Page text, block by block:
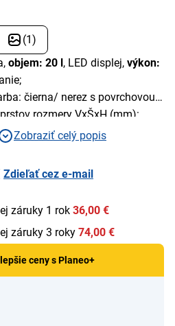
(1)
objem: 20 l, LED displej, výkon:
čierna/ nerez s povrchovou
rozmery VxŠxH (mm):
Zobraziť celý popis
Zdieľať cez e-mail
záruky 1 rok 36,00 €
záruky 3 roky 74,00 €
lepšie ceny s Planeo+